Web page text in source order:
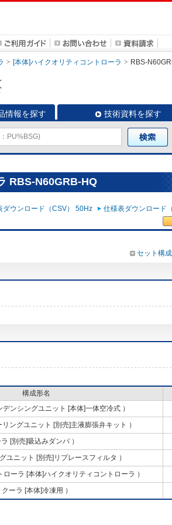
[本体]ハイクオリティコントローラ RBS-
情報を探す 技術資料を探す
RBS-N60GRB-HQ
ダウンロード（CSV） 50Hz 仕様表ダウンロード
セット構
構成形名
デンシングユニット [本体]一体空冷式 ）
リングユニット [別売]主液膨張弁キット ）
[別売]吸込みダンパ ）
ユニット [別売]リプレースフィルタ ）
ローラ [本体]ハイクオリティコントローラ ）
ーラ [本体]冷凍用 ）